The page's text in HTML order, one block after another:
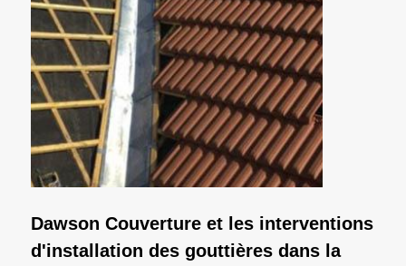
Dawson Couverture et les interventions
d'installation des gouttières dans la